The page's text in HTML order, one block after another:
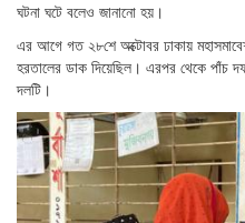
ঘটনা ঘটে বলেও জানানো হয়।
এর আগে গত ২৮শে অক্টোবর ঢাকায়
হরতালের ডাক দিয়েছিল। এরপর থেকে পাঁচ
দলটি।